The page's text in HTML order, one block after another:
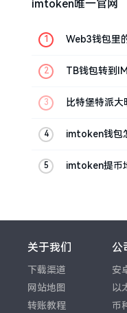
imtoken唯一官网
Web3钱包里
TB钱包转到
比特堡特派大
imtoken钱包
imtoken提币
关于我们
下载渠道
网站地图
转账教程
公
安
以
币